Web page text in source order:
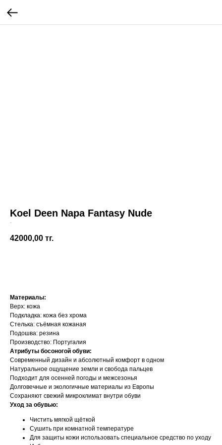
Koel Deen Napa Fantasy Nude
42000,00 тг.
Материалы:
Верх: кожа
Подкладка: кожа без хрома
Стелька: съёмная кожаная
Подошва: резина
Производство: Португалия
Атрибуты босоногой обуви:
Современный дизайн и абсолютный комфорт в одном
Натуральное ощущение земли и свобода пальцев
Подходит для осенней погоды и межсезонья
Долговечные и экологичные материалы из Европы
Сохраняют свежий микроклимат внутри обуви
Уход за обувью:
Чистить мягкой щёткой
Сушить при комнатной температуре
Для защиты кожи использовать специальное средство по уходу